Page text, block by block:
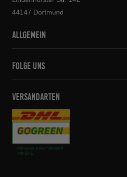
44147 Dortmund
allgemein
folge uns
VERSANDARTEN